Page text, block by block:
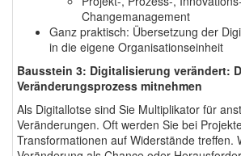
Changemanagement
Ganz praktisch: Übersetzung der
in die eigene Organisationseinheit
Bausstein 3: Digitalisierung verändert:
Veränderungsprozess mitnehmen
Als Digitallotse sind Sie Multiplikator für
Veränderungen. Oft werden Sie bei
Transformationen auf Widerstände treffen.